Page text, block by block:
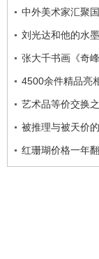
中外美术家汇聚
刘光达和他的水
张大千书画《奇
4500余件精品亮
艺术品等价交换
被推理与被天价
红珊瑚价格一年